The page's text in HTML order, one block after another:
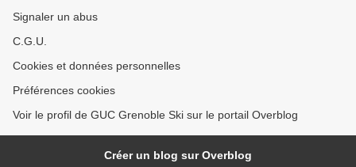
Signaler un abus
C.G.U.
Cookies et données personnelles
Préférences cookies
Voir le profil de GUC Grenoble Ski sur le portail Overblog
Créer un blog sur Overblog